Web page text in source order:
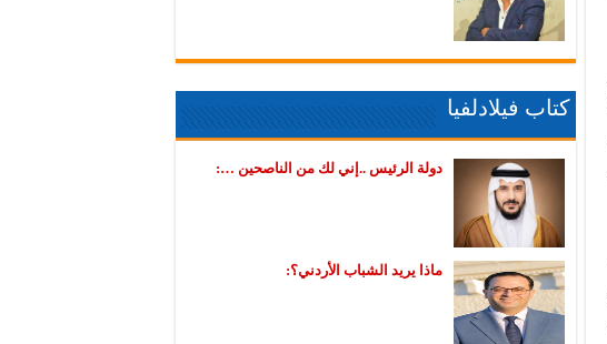
كتاب فيلادلفيا
دولة الرئيس ..إني لك من الناصحين …:
ماذا يريد الشباب الأردني؟: